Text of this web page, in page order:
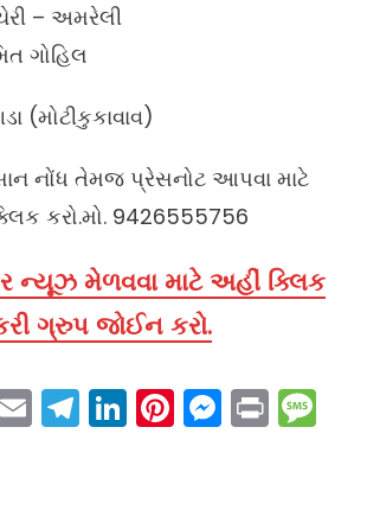
– અમરેલી
ગોહિલ
(મોટીકુકાવાવ)
નોંધ તેમજ પ્રેસનોટ આપવા માટે
કરો.મો. 9426555756
ન્યૂઝ મેળવવા માટે અહીં ક્લિક
ગ્રુપ જોઈન કરો.
EmailTelegram
LinkedIn
Pinterest
Print